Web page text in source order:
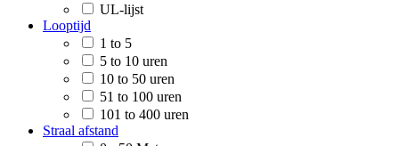
UL-lijst
Looptijd
1 to 5
5 to 10 uren
10 to 50 uren
51 to 100 uren
101 to 400 uren
Straal afstand